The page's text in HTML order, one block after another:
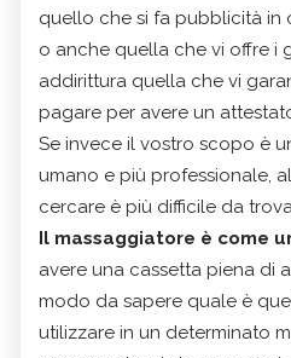
quello che si fa pubblicità in
o anche quella che vi offre i
addirittura quella che vi
pagare per avere un
Se invece il vostro scopo è
umano e più professionale,
cercare è più difficile da
Il massaggiatore è come
avere una cassetta piena di
modo da sapere quale è
utilizzare in un determinato